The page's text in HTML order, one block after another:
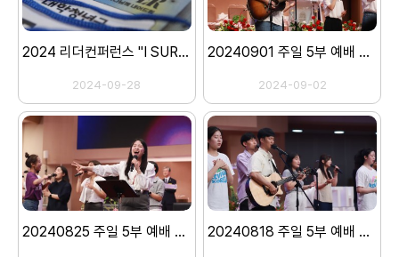
2024 리더컨퍼런스 "I SURRENDER" 1일차
2024-09-28
20240901 주일 5부 예배 스케치
2024-09-02
20240825 주일 5부 예배 스케치 20240818 주일 5부 예배 스케치